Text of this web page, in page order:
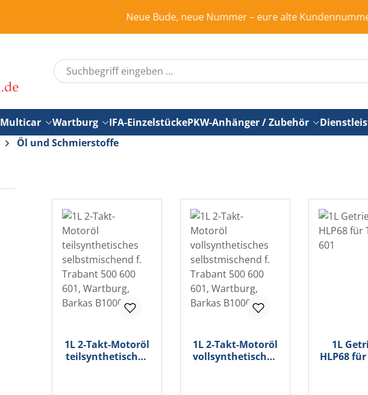
Neue Bude, neue Nummer – eure alte Kundennummer ist in
Multicar Wartburg IFA-EinzelstückePKW-Anhänger / Zubehör
Öl und Schmierstoffe
1L 2-Takt-Motoröl
teilsynthetisches
1L 2-Takt-Motoröl
vollsynthetisches
1L
HLP68